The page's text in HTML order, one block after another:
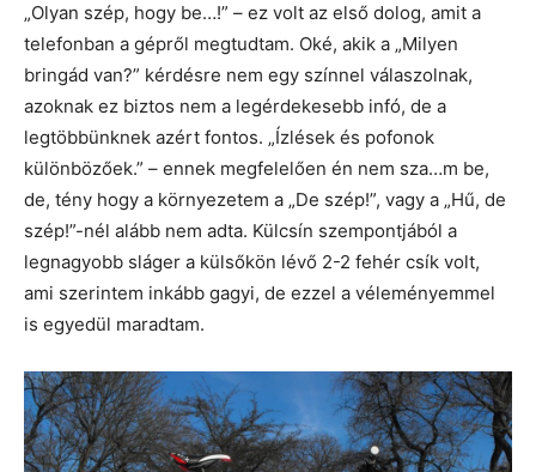
„Olyan szép, hogy be…!” – ez volt az első dolog, amit a
telefonban a gépről megtudtam. Oké, akik a „Milyen
bringád van?” kérdésre nem egy színnel válaszolnak,
azoknak ez biztos nem a legérdekesebb infó, de a
legtöbbünknek azért fontos. „Ízlések és pofonok
különbözőek.” – ennek megfelelően én nem sza…m be,
de, tény hogy a környezetem a „De szép!”, vagy a „Hű, de
szép!”-nél alább nem adta. Külcsín szempontjából a
legnagyobb sláger a külsőkön lévő 2-2 fehér csík volt,
ami szerintem inkább gagyi, de ezzel a véleményemmel
is egyedül maradtam.